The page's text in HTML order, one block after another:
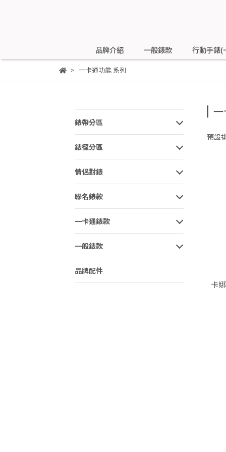
品牌介紹 一般錶款 行動手錶(
一卡通功能 系列
錶帶分區
錶徑分區
情侶對錶
聯名錶款
一卡通錶款
一般錶款
品牌配件
預設
卡